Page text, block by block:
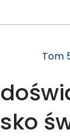
Tom